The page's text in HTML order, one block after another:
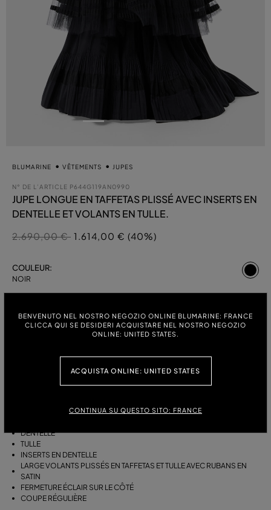
BENVENUTO NEL NOSTRO NEGOZIO ONLINE BLUMARINE: FRANCE
CLICCA QUI SE DESIDERI ACQUISTARE NEL NOSTRO NEGOZIO
ONLINE: UNITED STATES.
ACQUISTA ONLINE: UNITED STATES
CONTINUA SU QUESTO SITO: FRANCE
BLUMARINE VÊTEMENTS JUPES
N° DE L’ARTICLE P644G119AN0990
JUPE LONGUE EN TAFFETAS PLISSÉ AVEC INSERTS EN
DENTELLE ET VOLANTS EN TULLE.
Prix réduit de
2.690,00 €à1.614,00 € (40%)
COULEUR:
NOIR
38 40 42
DENTELLE
TULLE
INSERTS EN DENTELLE
LARGE VOLANTS PLISSÉS EN TAFFETAS ET TULLE AVEC RUBANS EN
SATIN
FERMETURE ÉCLAIR SUR LE CÔTÉ
COUPE RÉGULIÈRE